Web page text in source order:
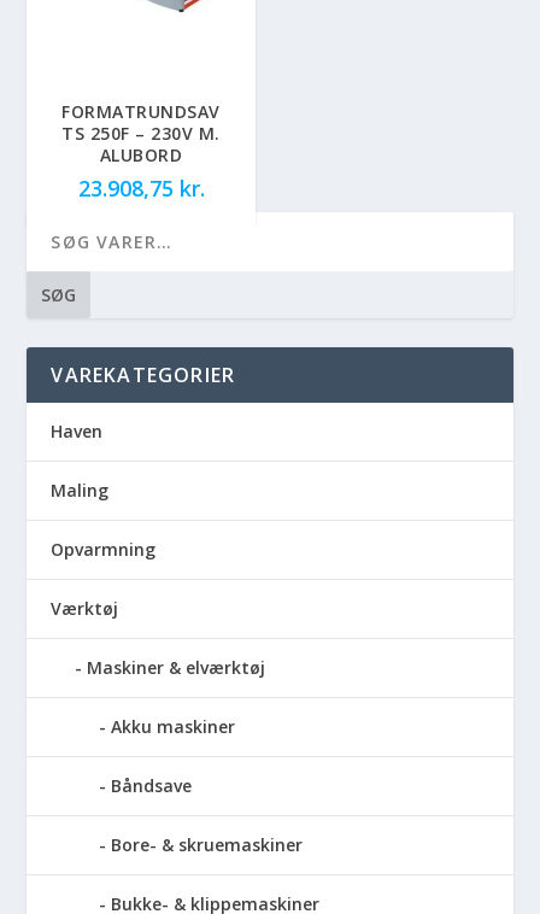
FORMATRUNDSAV
TS 250F – 230V M.
ALUBORD
23.908,75 kr.
SØG
VAREKATEGORIER
Haven
Maling
Opvarmning
Værktøj
Maskiner & elværktøj
Akku maskiner
Båndsave
Bore- & skruemaskiner
Bukke- & klippemaskiner